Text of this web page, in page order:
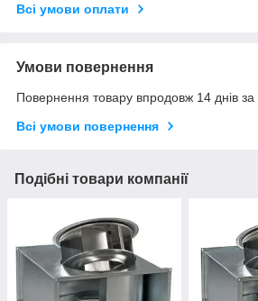
Всі умови оплати
Умови повернення
Повернення товару впродовж 14 днів
Всі умови повернення
Подібні товари компанії